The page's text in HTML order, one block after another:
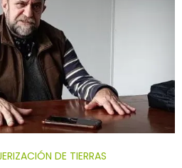
DE TIERRAS